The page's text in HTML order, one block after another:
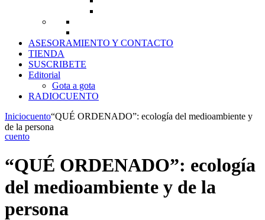
ASESORAMIENTO Y CONTACTO
TIENDA
SUSCRIBETE
Editorial
Gota a gota
RADIOCUENTO
Iniciocuento“QUÉ ORDENADO”: ecología del medioambiente y
de la persona
cuento
“QUÉ ORDENADO”: ecología
del medioambiente y de la
persona